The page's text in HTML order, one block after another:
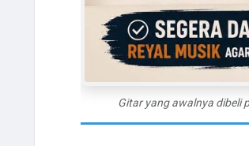
Gitar yang awalnya dibeli